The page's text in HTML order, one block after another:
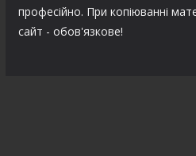
професійно. При копіюванні
сайт - обов'язкове!